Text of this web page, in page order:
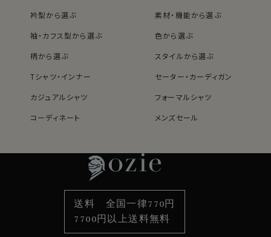
40912
衿型から選ぶ
素材・機能から選ぶ
袖・カフス型から選ぶ
色から選ぶ
柄から選ぶ
スタイルから選ぶ
Tシャツ・インナー
セーター・カーディガン
カジュアルシャツ
フォーマルシャツ
コーディネート
メンズセール
袖・カフス型から選ぶ
色から選ぶ
柄から選ぶ
スタイルから選ぶ
カジュアルシャツ
定番シャツ
カフスボタン
サスペンダー
財布・名刺入れ
バッグ
ストール・マフラー
送料 全国一律770円
7700円以上送料無料